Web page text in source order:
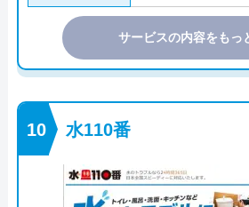
サービスの内容をもっ
水110番